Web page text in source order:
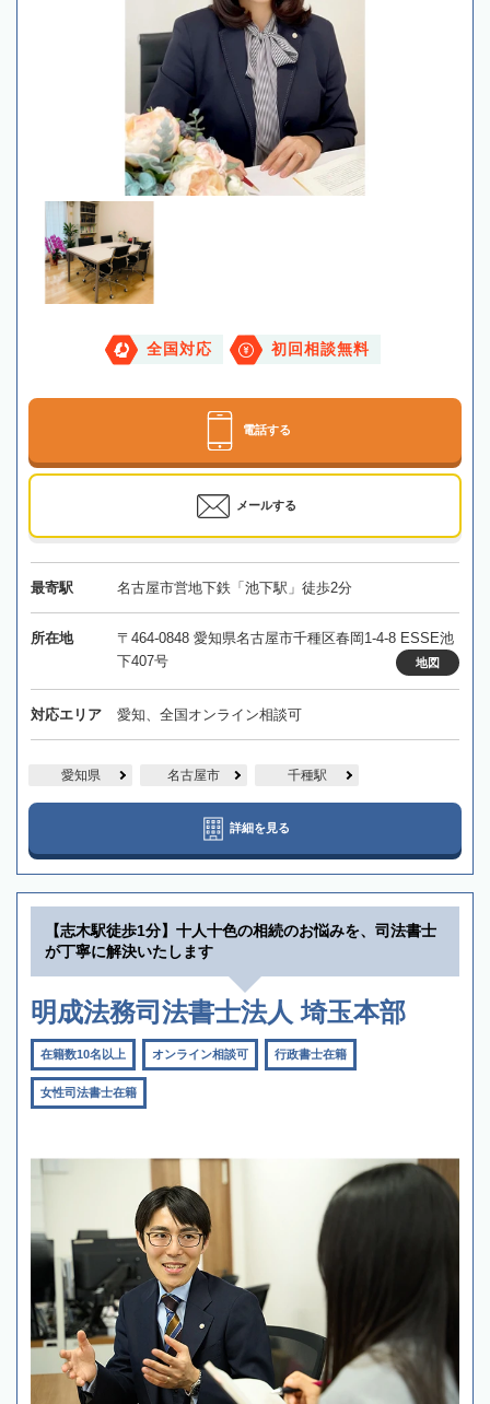
全国対応 初回相談無料
電話する
メールする
最寄駅 名古屋市営地下鉄「池下駅」徒歩2分
所在地
〒464-0848 愛知県名古屋市千種区春岡1-4-8 ESSE池
下407号
地図
対応エリア 愛知、全国オンライン相談可
愛知県 名古屋市 千種駅
詳細を見る
【志木駅徒歩1分】十人十色の相続のお悩みを、司法書士
が丁寧に解決いたします
明成法務司法書士法人 埼玉本部
在籍数10名以上 オンライン相談可 行政書士在籍
女性司法書士在籍